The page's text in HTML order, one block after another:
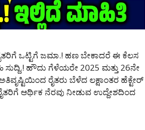
ಒಟ್ಟಿಗೆ ಜಮಾ.! ಹಣ ಬೇಕಾದರೆ ಈ ಕೆಲಸ
ಹೌದು ಗೆಳೆಯರೇ 2025 ಮತ್ತು 26ನೇ
ರೈತರು ಬೆಳೆದ ಲಕ್ಷಾಂತರ ಹೆಕ್ಟೇರ್
ಆರ್ಥಿಕ ನೆರವು ನೀಡುವ ಉದ್ದೇಶದಿಂದ